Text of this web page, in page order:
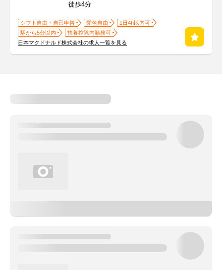
徒歩4分
シフト自由・自己申告 髪色自由
1日4h以内可
駅から5分以内
扶養控除内勤務可
日本マクドナルド株式会社の求人一覧を見る